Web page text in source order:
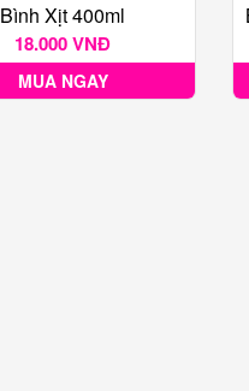
Bình Xịt 400ml
18.000 VNĐ
MUA NGAY